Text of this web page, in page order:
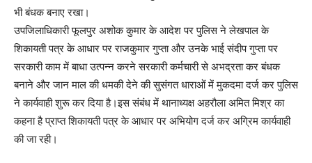
भी बंधक बनाए रखा।
उपजिलाधिकारी फूलपुर अशोक कुमार के आदेश पर पुलिस ने लेखपाल के
शिकायती पत्र के आधार पर राजकुमार गुप्ता और उनके भाई संदीप गुप्ता पर
सरकारी काम में बाधा उत्पन्न करने सरकारी कर्मचारी से अभद्रता कर बंधक
बनाने और जान माल की धमकी देने की सुसंगत धाराओं में मुकदमा दर्ज कर पुलिस
ने कार्यवाही शुरू कर दिया है।इस संबंध में थानाध्यक्ष अहरौला अमित मिश्र का
कहना है प्राप्त शिकायती पत्र के आधार पर अभियोग दर्ज कर अग्रिम कार्यवाही
की जा रही।